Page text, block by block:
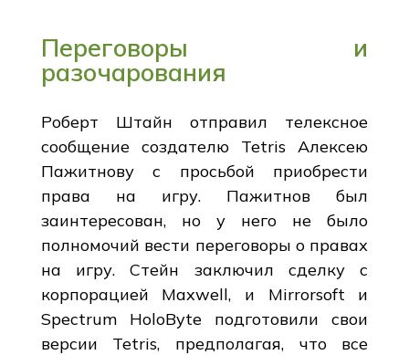
Переговоры и
разочарования
Роберт Штайн отправил телексное
сообщение создателю Tetris Алексею
Пажитнову с просьбой приобрести
права на игру. Пажитнов был
заинтересован, но у него не было
полномочий вести переговоры о правах
на игру. Стейн заключил сделку с
корпорацией Maxwell, и Mirrorsoft и
Spectrum HoloByte подготовили свои
версии Tetris, предполагая, что все